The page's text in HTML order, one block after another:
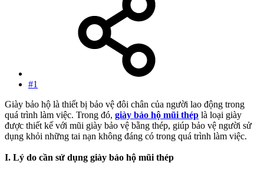
#1
Giày bảo hộ là thiết bị bảo vệ đôi chân của người lao động trong
quá trình làm việc. Trong đó, giày bảo hộ mũi thép là loại giày
được thiết kế với mũi giày bảo vệ bằng thép, giúp bảo vệ người sử
dụng khỏi những tai nạn không đáng có trong quá trình làm việc.
I. Lý do cần sử dụng giày bảo hộ mũi thép